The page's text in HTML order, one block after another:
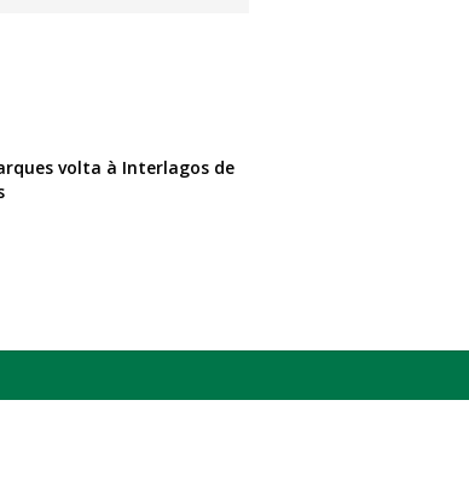
volta à Interlagos de